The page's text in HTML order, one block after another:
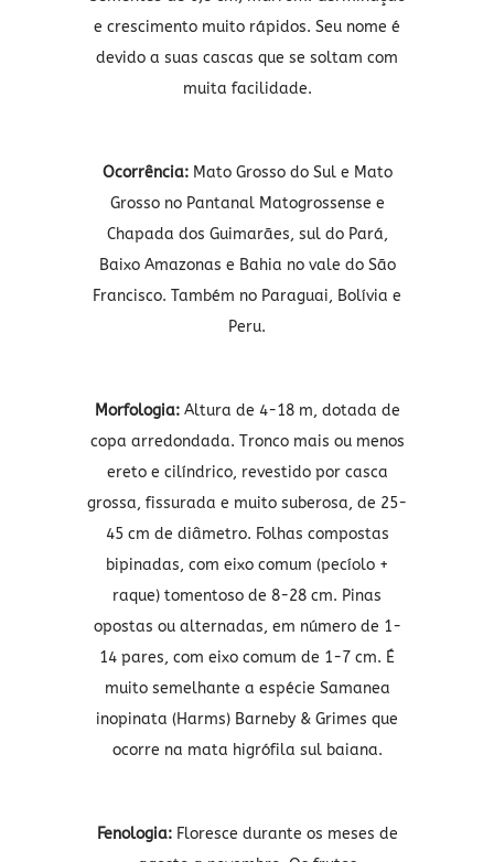
e crescimento muito rápidos. Seu nome é
devido a suas cascas que se soltam com
muita facilidade.
Ocorrência: Mato Grosso do Sul e Mato
Grosso no Pantanal Matogrossense e
Chapada dos Guimarães, sul do Pará,
Baixo Amazonas e Bahia no vale do São
Francisco. Também no Paraguai, Bolívia e
Peru.
Morfologia: Altura de 4-18 m, dotada de
copa arredondada. Tronco mais ou menos
ereto e cilíndrico, revestido por casca
grossa, fissurada e muito suberosa, de 25-
45 cm de diâmetro. Folhas compostas
bipinadas, com eixo comum (pecíolo +
raque) tomentoso de 8-28 cm. Pinas
opostas ou alternadas, em número de 1-
14 pares, com eixo comum de 1-7 cm. É
muito semelhante a espécie Samanea
inopinata (Harms) Barneby & Grimes que
ocorre na mata higrófila sul baiana.
Fenologia: Floresce durante os meses de